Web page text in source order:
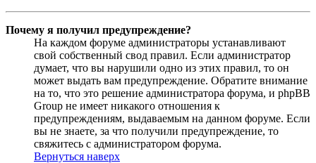
Почему я получил предупреждение?
На каждом форуме администраторы устанавливают
свой собственный свод правил. Если администратор
думает, что вы нарушили одно из этих правил, то он
может выдать вам предупреждение. Обратите внимание
на то, что это решение администратора форума, и phpBB
Group не имеет никакого отношения к
предупреждениям, выдаваемым на данном форуме. Если
вы не знаете, за что получили предупреждение, то
свяжитесь с администратором форума.
Вернуться наверх